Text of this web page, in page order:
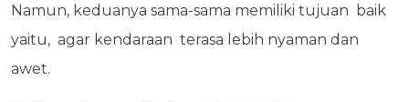
Namun, keduanya sama-sama memiliki tujuan baik
yaitu, agar kendaraan terasa lebih nyaman dan
awet.